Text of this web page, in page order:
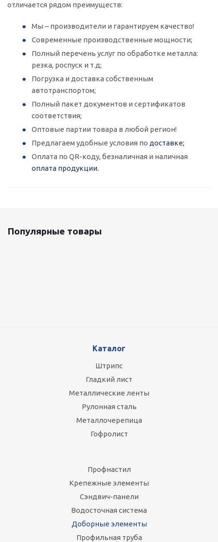
отличается рядом преимуществ:
Мы – производители и гарантируем качество!
Современные производственные мощности;
Полный перечень услуг по обработке металла:
резка, роспуск и т.д;
Погрузка и доставка собственным
автотранспортом;
Полный пакет документов и сертификатов
соответствия;
Оптовые партии товара в любой регион!
Предлагаем удобные условия по доставке;
Оплата по QR-коду, безналичная и наличная
оплата продукции.
Популярные товары
Каталог
Штрипс
Гладкий лист
Металлические ленты
Рулонная сталь
Металлочерепица
Гофролист
Профнастил
Крепежные элементы
Сэндвич-панели
Водосточная система
Доборные элементы
Профильная труба